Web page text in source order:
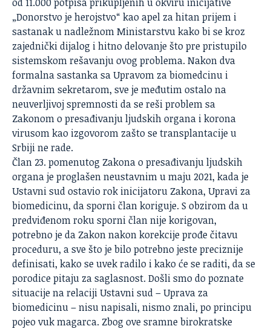
„Donorstvo je herojstvo“ kao apel za hitan prijem i
sastanak u nadležnom Ministarstvu kako bi se kroz
zajednički dijalog i hitno delovanje što pre pristupilo
sistemskom rešavanju ovog problema. Nakon dva
formalna sastanka sa Upravom za biomedcinu i
državnim sekretarom, sve je međutim ostalo na
neuverljivoj spremnosti da se reši problem sa
Zakonom o presađivanju ljudskih organa i korona
virusom kao izgovorom zašto se transplantacije u
Srbiji ne rade.
Član 23. pomenutog Zakona o presađivanju ljudskih
organa je proglašen neustavnim u maju 2021, kada je
Ustavni sud ostavio rok inicijatoru Zakona, Upravi za
biomedicinu, da sporni član koriguje. S obzirom da u
predviđenom roku sporni član nije korigovan,
potrebno je da Zakon nakon korekcije prođe čitavu
proceduru, a sve što je bilo potrebno jeste preciznije
definisati, kako se uvek radilo i kako će se raditi, da se
porodice pitaju za saglasnost. Došli smo do poznate
situacije na relaciji Ustavni sud – Uprava za
biomedicinu – nisu napisali, nismo znali, po principu
pojeo vuk magarca. Zbog ove sramne birokratske